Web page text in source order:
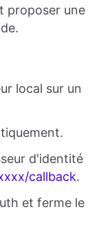
proposer une
local sur un
d'identité
callback.
et ferme le